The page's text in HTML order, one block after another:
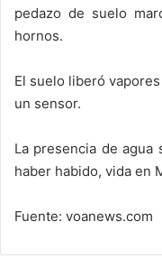
pedazo de suelo
hornos.
El suelo liberó
un sensor.
La presencia de agua
haber habido, vida en
Fuente: voanews.com